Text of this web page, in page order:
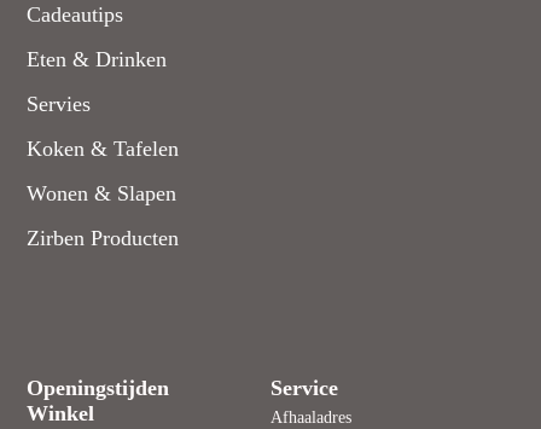
Cadeautips
Eten & Drinken
Servies
Koken & Tafelen
Wonen & Slapen
Zirben Producten
Openingstijden
Winkel
Service
Afhaaladres